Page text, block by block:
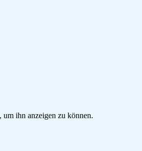
um ihn anzeigen zu können.